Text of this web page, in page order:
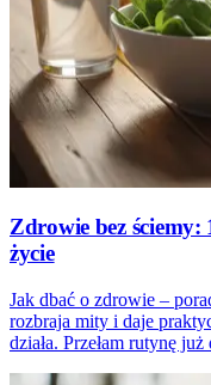
Zdrowie bez ściemy:
życie
Jak dbać o zdrowie –
rozbraja mity i daje
działa. Przełam rutynę już